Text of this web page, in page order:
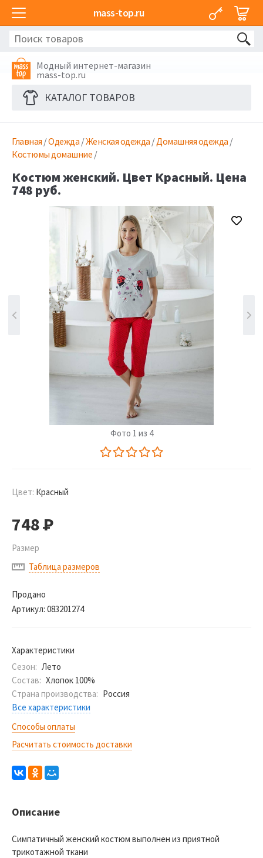
mass-top.ru
Модный интернет-магазин
mass-top.ru
КАТАЛОГ ТОВАРОВ
Главная /Одежда /Женская одежда /Домашняя одежда /
Костюмы домашние /
Костюм женский. Цвет Красный. Цена
748 руб.
Фото 1 из 4
Цвет: Красный
748Р
Размер
Таблица размеров
Продано
Артикул: 083201274
Характеристики
Сезон: Лето
Состав: Хлопок 100%
Страна производства: Россия
Все характеристики
Способы оплаты
Расчитать стоимость доставки
Описание
Симпатичный женский костюм выполнен из приятной
трикотажной ткани